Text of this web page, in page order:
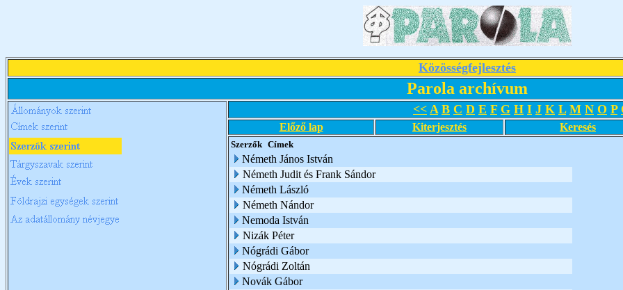
Közösségfejlesztés
Parola archívum
<< A B C D E F G H I J K L M N O P
Előző lap Kiterjesztés Keresés
Szerzők Címek
Németh János István
Németh Judit és Frank Sándor
Németh László
Németh Nándor
Nemoda István
Nizák Péter
Nógrádi Gábor
Nógrádi Zoltán
Novák Gábor